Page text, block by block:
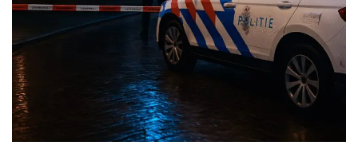
NIEUWS
Schrik in de Weymouthstraat:
schietincident zonder gewonden zet
’s‑Hertogenbosch op scherp
nov 24, 2025